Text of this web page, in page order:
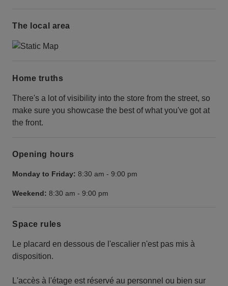
The local area
Home truths
There's a lot of visibility into the store from the street, so
make sure you showcase the best of what you've got at
the front.
Opening hours
Monday to Friday: 8:30 am - 9:00 pm
Weekend: 8:30 am - 9:00 pm
Space rules
Le placard en dessous de l'escalier n'est pas mis à
disposition.
L'accès à l'étage est réservé au personnel ou bien sur